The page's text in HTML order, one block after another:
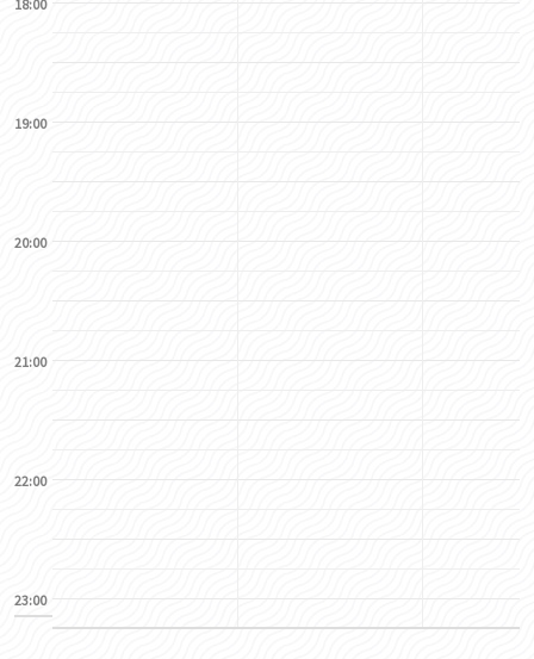
18:00
19:00
20:00
21:00
22:00
23:00